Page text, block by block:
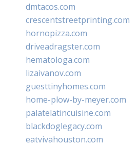
dmtacos.com
crescentstreetprinting.com
hornopizza.com
driveadragster.com
hematologa.com
lizaivanov.com
guesttinyhomes.com
home-plow-by-meyer.com
palatelatincuisine.com
blackdoglegacy.com
eatvivahouston.com